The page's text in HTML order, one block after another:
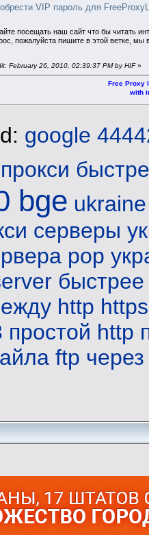
VIP пароль для
посещать наш сайт что бы читать
пожалуйста пишите в этой ветке, мы
February 26, 2010, 02:39:37 PM by HIF»
Free Proxy
with
google
bge
серверы
pop
быстрее
http
простой http
ftp